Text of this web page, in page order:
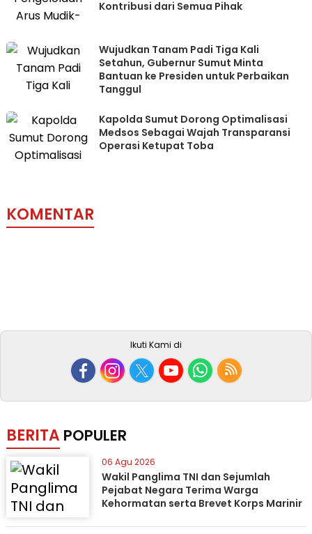
Kontribusi dari Semua Pihak
Wujudkan Tanam Padi Tiga Kali
Setahun, Gubernur Sumut Minta
Bantuan ke Presiden untuk Perbaikan
Tanggul
Kapolda Sumut Dorong Optimalisasi
Medsos Sebagai Wajah Transparansi
Operasi Ketupat Toba
KOMENTAR
Ikuti Kami di
BERITA POPULER
06 Agu 2026
Wakil Panglima TNI dan Sejumlah
Pejabat Negara Terima Warga
Kehormatan serta Brevet Korps Marinir